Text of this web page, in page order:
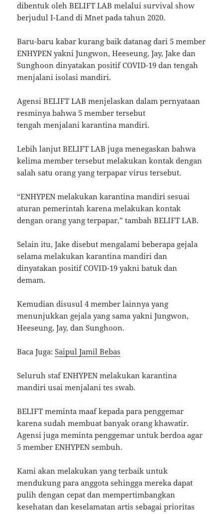
dibentuk oleh BELIFT LAB melalui survival show
berjudul I-Land di Mnet pada tahun 2020.
Baru-baru kabar kurang baik datanag dari 5 member
ENHYPEN yakni Jungwon, Heeseung, Jay, Jake dan
Sunghoon dinyatakan positif COVID-19 dan tengah
menjalani isolasi mandiri.
Agensi BELIFT LAB menjelaskan dalam pernyataan
resminya bahwa 5 member tersebut
tengah menjalani karantina mandiri.
Lebih lanjut BELIFT LAB juga menegaskan bahwa
kelima member tersebut melakukan kontak dengan
salah satu orang yang terpapar virus tersebut.
“ENHYPEN melakukan karantina mandiri sesuai
aturan pemerintah karena melakukan kontak
dengan orang yang terpapar,” tambah BELIFT LAB.
Selain itu, Jake disebut mengalami beberapa gejala
selama melakukan karantina mandiri dan
dinyatakan positif COVID-19 yakni batuk dan
demam.
Kemudian disusul 4 member lainnya yang
menunjukkan gejala yang sama yakni Jungwon,
Heeseung, Jay, dan Sunghoon.
Baca Juga:Saipul Jamil Bebas
Seluruh staf ENHYPEN melakukan karantina
mandiri usai menjalani tes swab.
BELIFT meminta maaf kepada para penggemar
karena sudah membuat banyak orang khawatir.
Agensi juga meminta penggemar untuk berdoa agar
5 member ENHYPEN sembuh.
Kami akan melakukan yang terbaik untuk
mendukung para anggota sehingga mereka dapat
pulih dengan cepat dan mempertimbangkan
kesehatan dan keselamatan artis sebagai prioritas